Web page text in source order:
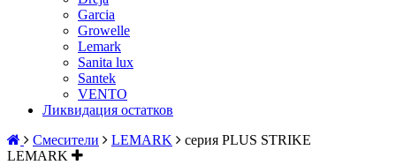
Garcia
Growelle
Lemark
Sanita lux
Santek
VENTO
Ликвидация остатков
Смесители
LEMARK
серия PLUS STRIKE
LEMARK